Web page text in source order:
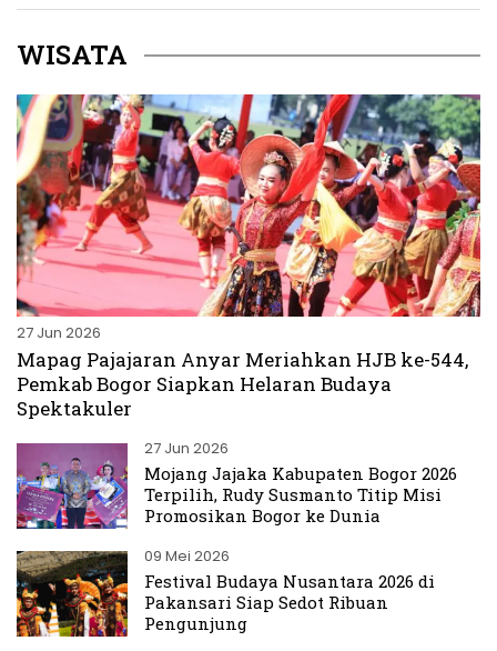
WISATA
27 Jun 2026
Mapag Pajajaran Anyar Meriahkan HJB ke-544,
Pemkab Bogor Siapkan Helaran Budaya
Spektakuler
27 Jun 2026
Mojang Jajaka Kabupaten Bogor 2026
Terpilih, Rudy Susmanto Titip Misi
Promosikan Bogor ke Dunia
09 Mei 2026
Festival Budaya Nusantara 2026 di
Pakansari Siap Sedot Ribuan
Pengunjung